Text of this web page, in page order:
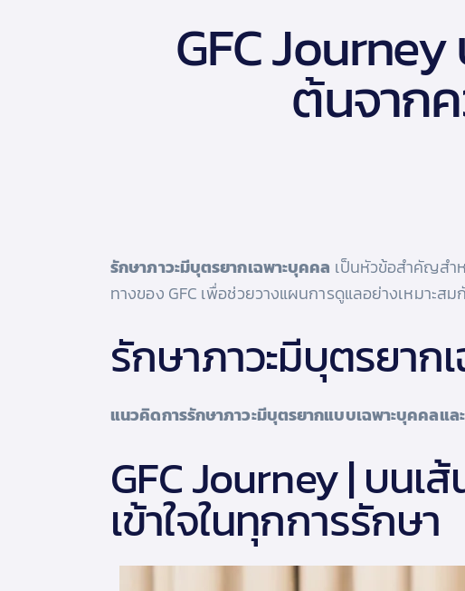
GFC
ต้นจากค
รักษาภาวะมีบุตรยากเฉพาะบุคคล เป็นหัวข้อสำคัญสำ
ทางของ GFC เพื่อช่วยวางแผนการดูแลอย่างเหมาะส
รักษาภาวะมีบุตรยา
แนวคิดการรักษาภาวะมีบุตรยากแบบเฉพาะบุคคลแ
GFC Journey | บนเ
เข้าใจในทุกการรักษา